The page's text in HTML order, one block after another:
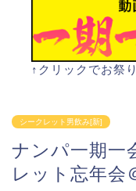
↑クリックでお祭
シークレット男飲み[新]
ナンパ一期一
レット忘年会